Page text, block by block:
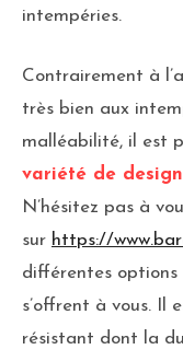
intempéries.
Contrairement à
très bien aux
malléabilité, il est
variété de design
N’hésitez pas à
sur https://
différentes options
s’offrent à vous. Il
résistant dont la